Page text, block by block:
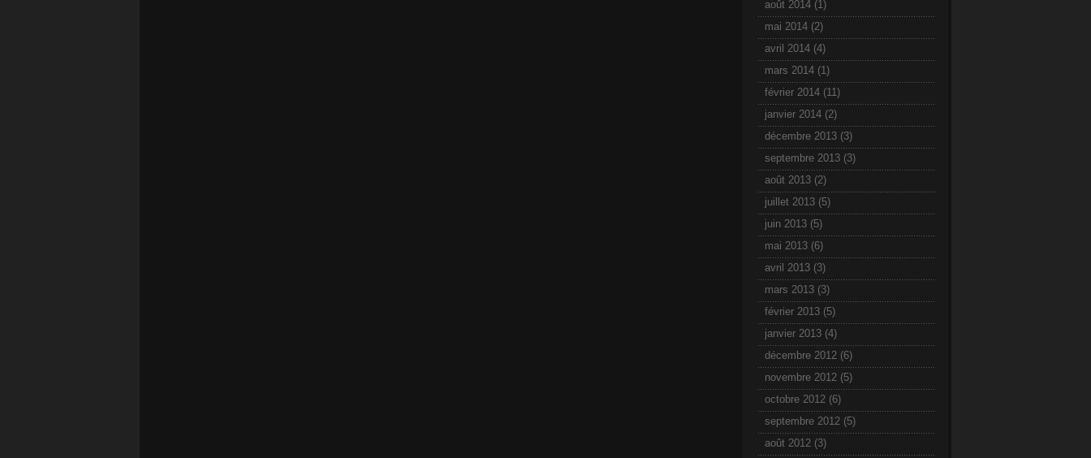
août 2014 (1)
mai 2014 (2)
avril 2014 (4)
mars 2014 (1)
février 2014 (11)
janvier 2014 (2)
décembre 2013 (3)
septembre 2013 (3)
août 2013 (2)
juillet 2013 (5)
juin 2013 (5)
mai 2013 (6)
avril 2013 (3)
mars 2013 (3)
février 2013 (5)
janvier 2013 (4)
décembre 2012 (6)
novembre 2012 (5)
octobre 2012 (6)
septembre 2012 (5)
août 2012 (3)